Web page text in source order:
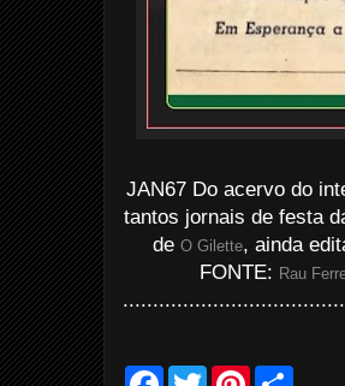
JAN67 Do acervo do
tantos jornais de festa
deO Gilette, ainda
FONTE: Rau
F
T
P